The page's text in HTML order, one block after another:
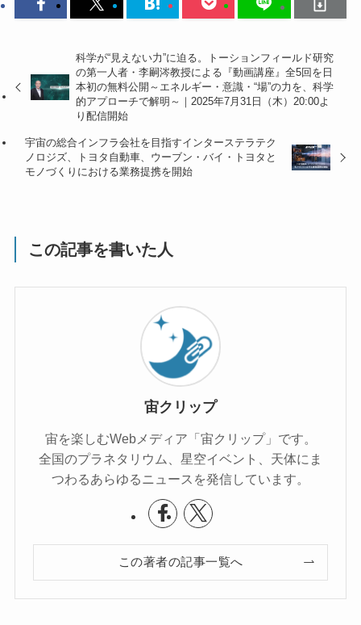
科学が“見えない力”に迫る。トーションフィールド研究
の第一人者・李嗣涔教授による『動画講座』全5回を日
本初の無料公開～エネルギー・意識・“場”の力を、科学
的アプローチで解明～｜2025年7月31日（木）20:00よ
り配信開始
宇宙の総合インフラ会社を目指すインターステラテク
ノロジズ、トヨタ自動車、ウーブン・バイ・トヨタと
モノづくりにおける業務提携を開始
この記事を書いた人
宙クリップ
宙を楽しむWebメディア「宙クリップ」です。
全国のプラネタリウム、星空イベント、天体にま
つわるあらゆるニュースを発信しています。
この著者の記事一覧へ